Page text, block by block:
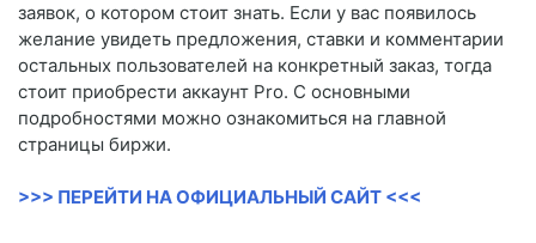
заявок, о котором стоит знать. Если у вас появилось
желание увидеть предложения, ставки и комментарии
остальных пользователей на конкретный заказ, тогда
стоит приобрести аккаунт Pro. С основными
подробностями можно ознакомиться на главной
страницы биржи.
>>> ПЕРЕЙТИ НА ОФИЦИАЛЬНЫЙ САЙТ <<<